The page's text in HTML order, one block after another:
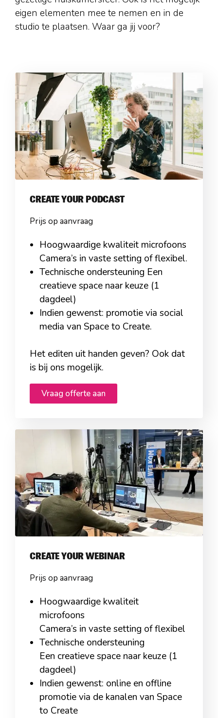
eigen elementen mee te nemen en in de
studio te plaatsen. Waar ga jij voor?
CREATE YOUR PODCAST
Prijs op aanvraag
Hoogwaardige kwaliteit microfoons
Camera’s in vaste setting of flexibel.
Technische ondersteuning Een
creatieve space naar keuze (1
dagdeel)
Indien gewenst: promotie via social
media van Space to Create.
Het editen uit handen geven? Ook dat
is bij ons mogelijk.
Vraag offerte aan
CREATE YOUR WEBINAR
Prijs op aanvraag
Hoogwaardige kwaliteit
microfoons
Camera’s in vaste setting of flexibel
Technische ondersteuning
Een creatieve space naar keuze (1
dagdeel)
Indien gewenst: online en offline
promotie via de kanalen van Space
to Create